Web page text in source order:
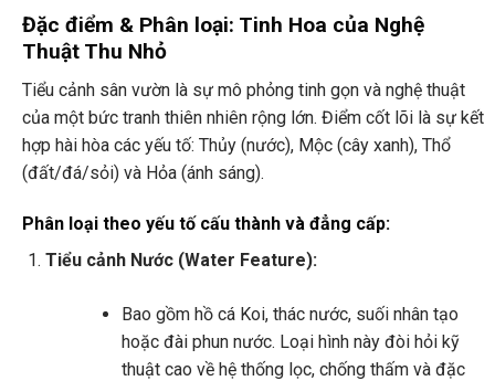
Đặc điểm & Phân loại: Tinh Hoa của Nghệ
Thuật Thu Nhỏ
Tiểu cảnh sân vườn là sự mô phỏng tinh gọn và nghệ thuật
của một bức tranh thiên nhiên rộng lớn. Điểm cốt lõi là sự kết
hợp hài hòa các yếu tố: Thủy (nước), Mộc (cây xanh), Thổ
(đất/đá/sỏi) và Hỏa (ánh sáng).
Phân loại theo yếu tố cấu thành và đẳng cấp:
Tiểu cảnh Nước (Water Feature):
Bao gồm hồ cá Koi, thác nước, suối nhân tạo
hoặc đài phun nước. Loại hình này đòi hỏi kỹ
thuật cao về hệ thống lọc, chống thấm và đặc